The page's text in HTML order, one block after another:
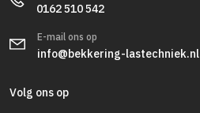
0162 510 542
E-mail ons op
info@bekkering-lastechniek.nl
Volg ons op